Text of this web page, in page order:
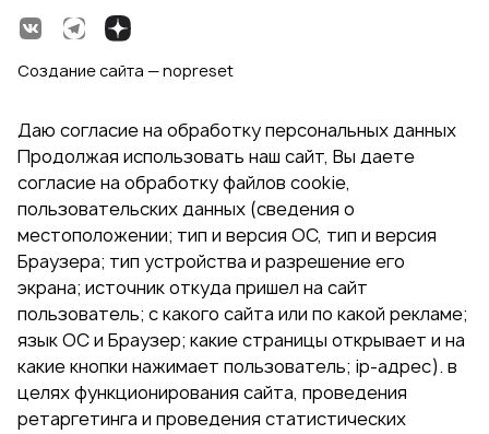
Создание сайта — nopreset
Даю согласие на обработку персональных данных
Продолжая использовать наш сайт, Вы даете
согласие на обработку файлов cookie,
пользовательских данных (сведения о
местоположении; тип и версия ОС, тип и версия
Браузера; тип устройства и разрешение его
экрана; источник откуда пришел на сайт
пользователь; с какого сайта или по какой рекламе;
язык ОС и Браузер; какие страницы открывает и на
какие кнопки нажимает пользователь; ip-адрес). в
целях функционирования сайта, проведения
ретаргетинга и проведения статистических